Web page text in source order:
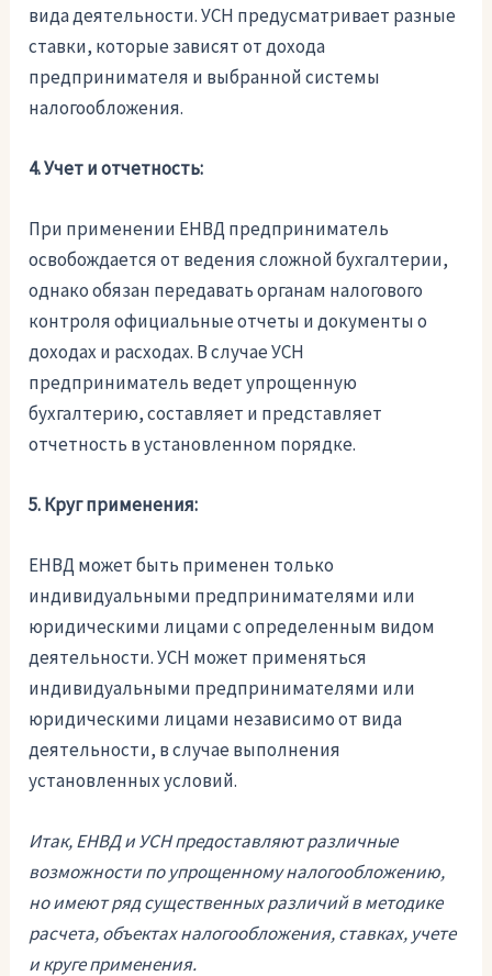
вида деятельности. УСН предусматривает разные
ставки, которые зависят от дохода
предпринимателя и выбранной системы
налогообложения.
4. Учет и отчетность:
При применении ЕНВД предприниматель
освобождается от ведения сложной бухгалтерии,
однако обязан передавать органам налогового
контроля официальные отчеты и документы о
доходах и расходах. В случае УСН
предприниматель ведет упрощенную
бухгалтерию, составляет и представляет
отчетность в установленном порядке.
5. Круг применения:
ЕНВД может быть применен только
индивидуальными предпринимателями или
юридическими лицами с определенным видом
деятельности. УСН может применяться
индивидуальными предпринимателями или
юридическими лицами независимо от вида
деятельности, в случае выполнения
установленных условий.
Итак, ЕНВД и УСН предоставляют различные
возможности по упрощенному налогообложению,
но имеют ряд существенных различий в методике
расчета, объектах налогообложения, ставках, учете
и круге применения.